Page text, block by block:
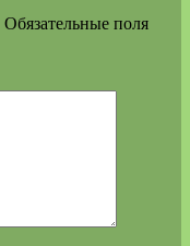
Обязательные поля